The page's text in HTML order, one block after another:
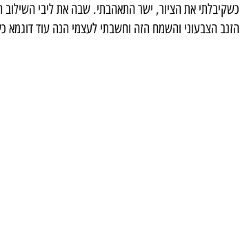
כשקיבלתי את הציור, ישר התאהבתי. שבה את ליבי השילוב
הזנב הצבעוני והשמח הזה וחשבתי לעצמי הנה עוד